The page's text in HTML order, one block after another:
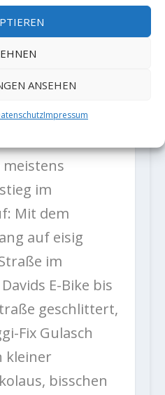
ANSEHEN
Impressum
mit dem
eure
für den
meistens
im
Mit dem
auf eisig
im
E-Bike bis
geschlittert,
Fix Gulasch
kleiner
bisschen